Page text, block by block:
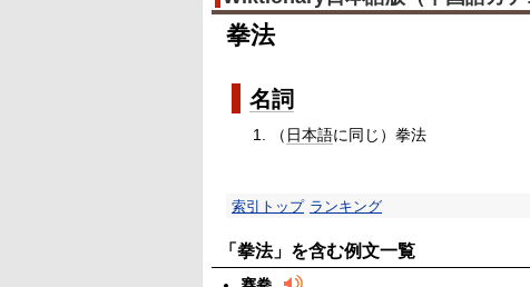
拳法
名詞
（ 日本語に同じ）拳法
索引トップ ランキング
「拳法」を含む例文一覧